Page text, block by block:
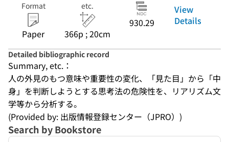
Format
Paper
etc.
366p ; 20cm
930.29
View
Details
Detailed bibliographic record
Summary, etc.：
人の外見のもつ意味や重要性の変化、「見た目」から「中
身」を判断しようとする思考法の危険性を、リアリズム文
学等から分析する。
(Provided by: 出版情報登録センター（JPRO）)
Search by Bookstore